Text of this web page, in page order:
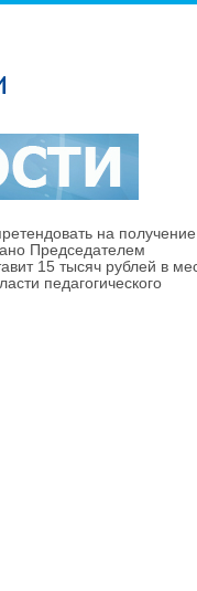
на
Председателем
15 тысяч рублей в
педагогического